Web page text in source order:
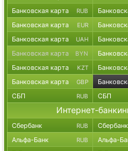
Банковская карта RUB
Банковская карта EUR
Банковская карта UAH
Банковская карта BYN
Банковская карта KZT
Банковская карта GBP
СБП RUB СБП
Интернет-
Сбербанк RUB Сбербанк
Альфа-Банк RUB Альфа-